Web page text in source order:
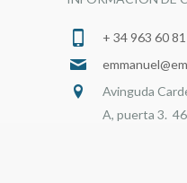
+ 34 963 60
Avinguda
A, puerta 3.